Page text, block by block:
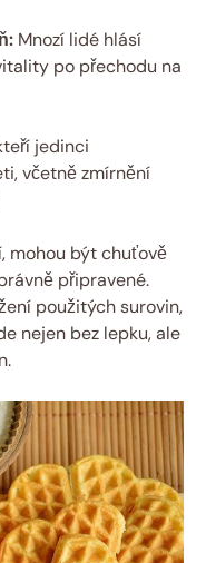
Mnozí lidé hlásí
po přechodu na
jedinci
včetně zmírnění
mohou být chuťově
připravené.
použitých surovin,
nejen bez lepku, ale